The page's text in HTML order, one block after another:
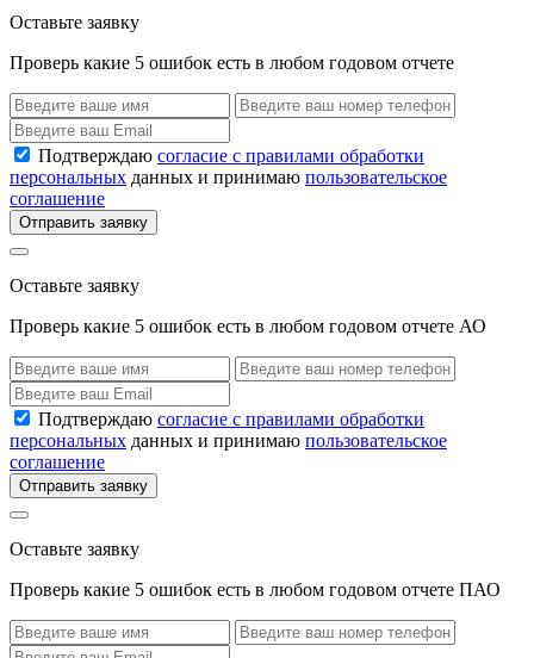
Оставьте заявку
Проверь какие 5 ошибок есть в любом годовом отчете
Подтверждаю согласие с правилами обработки
персональных данных и принимаю пользовательское
соглашение
Отправить заявку
Оставьте заявку
Проверь какие 5 ошибок есть в любом годовом отчете АО
Подтверждаю согласие с правилами обработки
персональных данных и принимаю пользовательское
соглашение
Отправить заявку
Оставьте заявку
Проверь какие 5 ошибок есть в любом годовом отчете ПАО